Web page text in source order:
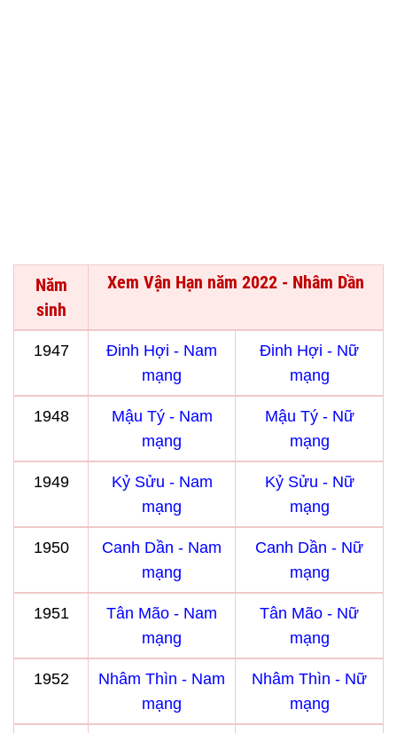
Năm
sinh
Xem Vận Hạn năm 2022 - Nhâm Dần
1947
Đinh Hợi - Nam
mạng
Đinh Hợi - Nữ
mạng
1948
Mậu Tý - Nam
mạng
Mậu Tý - Nữ
mạng
1949
Kỷ Sửu - Nam
mạng
Kỷ Sửu - Nữ
mạng
1950
Canh Dần - Nam
mạng
Canh Dần - Nữ
mạng
1951
Tân Mão - Nam
mạng
Tân Mão - Nữ
mạng
1952
Nhâm Thìn - Nam
mạng
Nhâm Thìn - Nữ
mạng